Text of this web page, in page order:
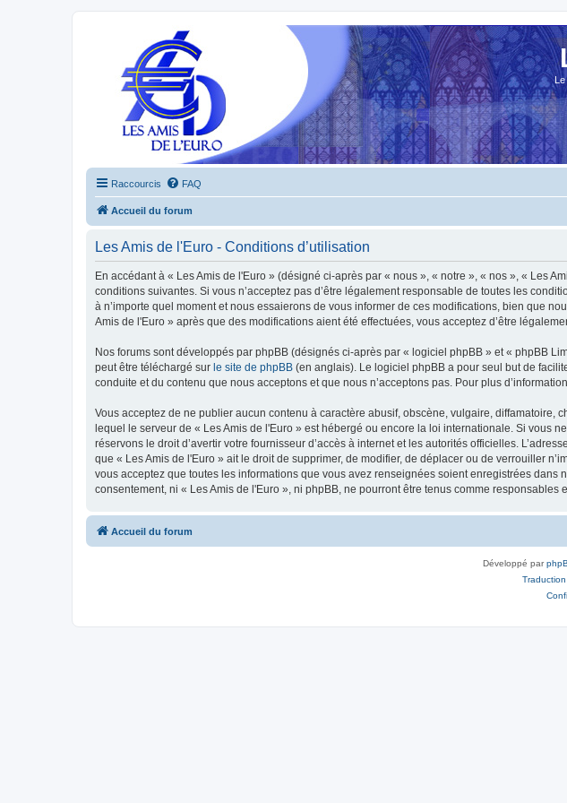
Raccourcis FAQ
Accueil du forum
Les Amis de l'Euro - Conditions d’utilisation
En accédant à « Les Amis de l'Euro » (désigné ci-après par « nous », « notre », « nos », « Les
conditions suivantes. Si vous n’acceptez pas d’être légalement responsable de toutes les
à n’importe quel moment et nous essaierons de vous informer de ces modifications, bien que
Amis de l'Euro » après que des modifications aient été effectuées, vous acceptez d’être
Nos forums sont développés par phpBB (désignés ci-après par « logiciel phpBB » et « phpBB
peut être téléchargé sur le site de phpBB (en anglais). Le logiciel phpBB a pour seul but de
conduite et du contenu que nous acceptons et que nous n’acceptons pas. Pour plus
Vous acceptez de ne publier aucun contenu à caractère abusif, obscène, vulgaire,
lequel le serveur de « Les Amis de l'Euro » est hébergé ou encore la loi internationale. Si vous
réservons le droit d’avertir votre fournisseur d’accès à internet et les autorités officielles.
que « Les Amis de l'Euro » ait le droit de supprimer, de modifier, de déplacer ou de verrouiller
vous acceptez que toutes les informations que vous avez renseignées soient enregistrées
consentement, ni « Les Amis de l'Euro », ni phpBB, ne pourront être tenus comme
Accueil du forum
Développé par